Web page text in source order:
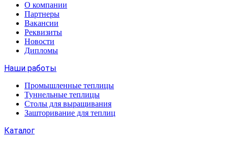
О компании
Партнеры
Вакансии
Реквизиты
Новости
Дипломы
Наши работы
Промышленные теплицы
Туннельные теплицы
Столы для выращивания
Зашторивание для теплиц
Каталог